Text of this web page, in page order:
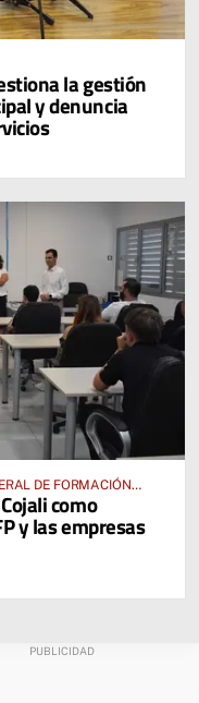
la gestión
y denuncia
DE FORMACIÓN
como
y las empresas